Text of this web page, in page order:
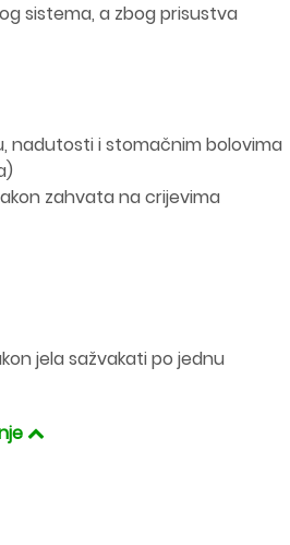
sistema, a zbog prisustva
nadutosti i stomačnim bolovima
zahvata na crijevima
jela sažvakati po jednu